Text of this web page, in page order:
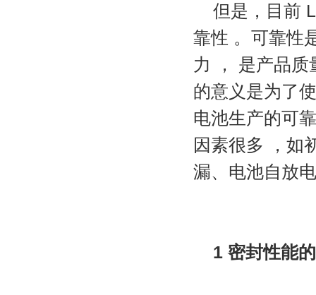
但是，目前
靠性 。可靠性
力 ， 是产品
的意义是为了
电池生产的可
因素很多 ，如
漏、电池自放
1 密封性能